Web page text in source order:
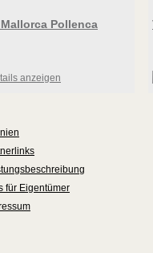
Pollenca
für Eigentümer